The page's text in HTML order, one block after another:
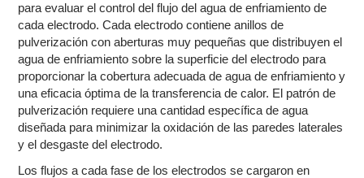
para evaluar el control del flujo del agua de enfriamiento de
cada electrodo. Cada electrodo contiene anillos de
pulverización con aberturas muy pequeñas que distribuyen el
agua de enfriamiento sobre la superficie del electrodo para
proporcionar la cobertura adecuada de agua de enfriamiento y
una eficacia óptima de la transferencia de calor. El patrón de
pulverización requiere una cantidad específica de agua
diseñada para minimizar la oxidación de las paredes laterales
y el desgaste del electrodo.
Los flujos a cada fase de los electrodos se cargaron en